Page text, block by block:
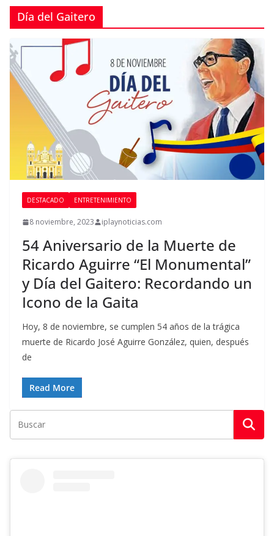
Día del Gaitero
DESTACADO ENTRETENIMIENTO
8 noviembre, 2023 iplaynoticias.com
54 Aniversario de la Muerte de
Ricardo Aguirre “El Monumental”
y Día del Gaitero: Recordando un
Icono de la Gaita
Hoy, 8 de noviembre, se cumplen 54 años de la trágica
muerte de Ricardo José Aguirre González, quien, después
de
Read More